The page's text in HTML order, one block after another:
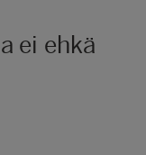
ei ehkä